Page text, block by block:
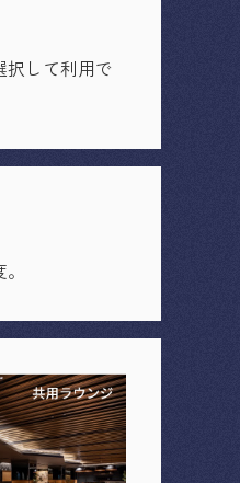
択して利用で